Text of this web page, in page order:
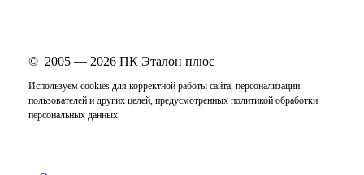
© 2005 — 2026ПК Эталон плюс
Используем cookies для корректной работы сайта, персонализации
пользователей и других целей, предусмотренных политикой обработки
персональных данных.